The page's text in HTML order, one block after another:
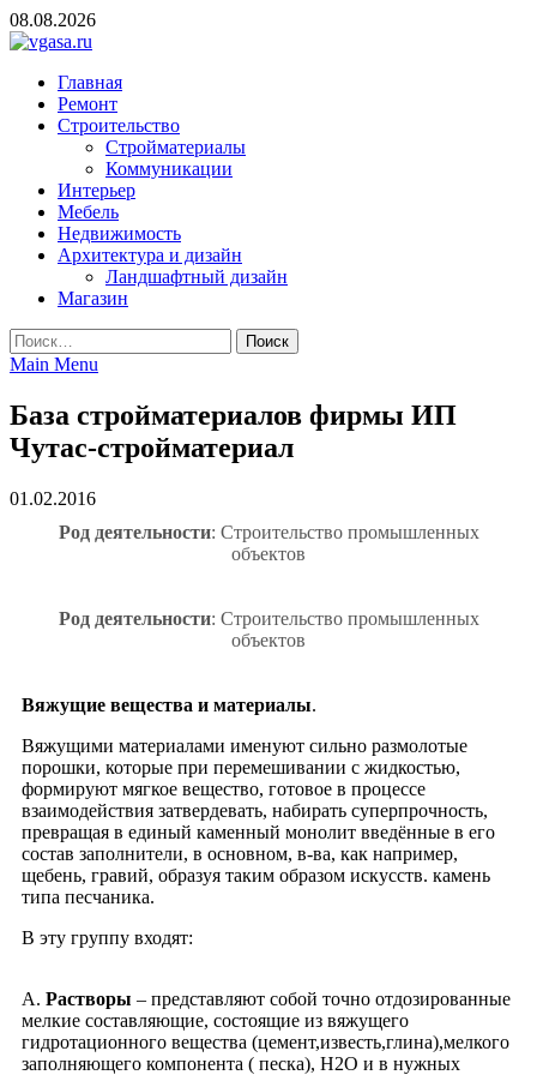
Skip
to
08.08.2026
vgasa.ru
Строительный журнал. Всё о строительстве и ремонтах
Главная
Ремонт
Строительство
Стройматериалы
Коммуникации
Интерьер
Мебель
Недвижимость
Архитектура и дизайн
Ландшафтный дизайн
Магазин
Найти:
Main Menu
База стройматериалов фирмы ИП
Чутас-стройматериал
01.02.2016
Род деятельности: Строительство промышленных
объектов
Род деятельности: Строительство промышленных
объектов
Вяжущие вещества и материалы.
Вяжущими материалами именуют сильно размолотые
порошки, которые при перемешивании с жидкостью,
формируют мягкое вещество, готовое в процессе
взаимодействия затвердевать, набирать суперпрочность,
превращая в единый каменный монолит введённые в его
состав заполнители, в основном, в-ва, как например,
щебень, гравий, образуя таким образом искусств. камень
типа песчаника.
В эту группу входят:
А. Растворы – представляют собой точно отдозированные
мелкие составляющие, состоящие из вяжущего
гидротационного вещества (цемент,известь,глина),мелкого
заполняющего компонента ( песка), Н2О и в нужных